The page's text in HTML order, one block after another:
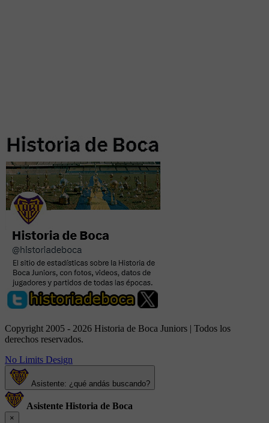
Copyright 2005 - 2026 Historia de Boca Juniors | Todos los
derechos reservados.
No Limits Design
Asistente: ¿qué andás buscando?
Asistente Historia de Boca
×